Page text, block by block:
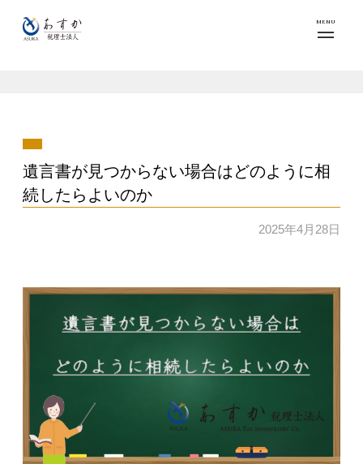
MENU
遺言書が見つからない場合はどのように相
続したらよいのか
2025年4月28日